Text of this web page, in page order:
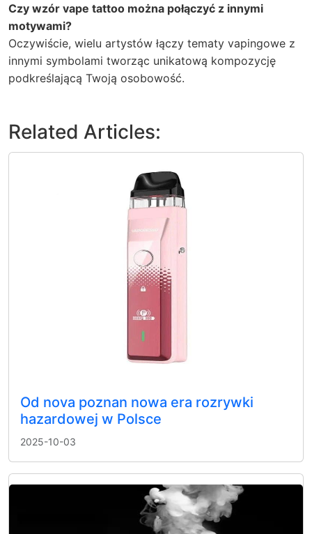
Czy wzór vape tattoo można połączyć z innymi
motywami?
Oczywiście, wielu artystów łączy tematy vapingowe z
innymi symbolami tworząc unikatową kompozycję
podkreślającą Twoją osobowość.
Related Articles:
Od nova poznan nowa era rozrywki
hazardowej w Polsce
2025-10-03